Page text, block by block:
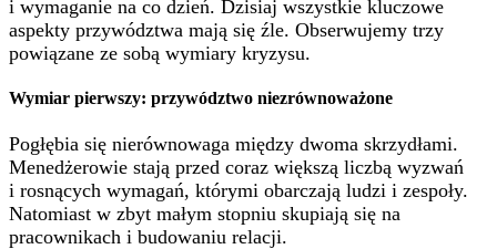
i wymaganie na co dzień. Dzisiaj wszystkie kluczowe
aspekty przywództwa mają się źle. Obserwujemy trzy
powiązane ze sobą wymiary kryzysu.
Wymiar pierwszy: przywództwo niezrównoważone
Pogłębia się nierównowaga między dwoma skrzydłami.
Menedżerowie stają przed coraz większą liczbą wyzwań
i rosnących wymagań, którymi obarczają ludzi i zespoły.
Natomiast w zbyt małym stopniu skupiają się na
pracownikach i budowaniu relacji.